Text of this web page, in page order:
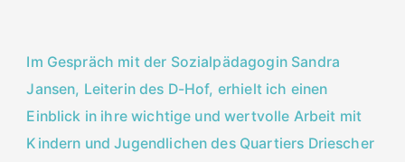
Im Gespräch mit der Sozialpädagogin Sandra
Jansen, Leiterin des D-Hof, erhielt ich einen
Einblick in ihre wichtige und wertvolle Arbeit mit
Kindern und Jugendlichen des Quartiers Driescher